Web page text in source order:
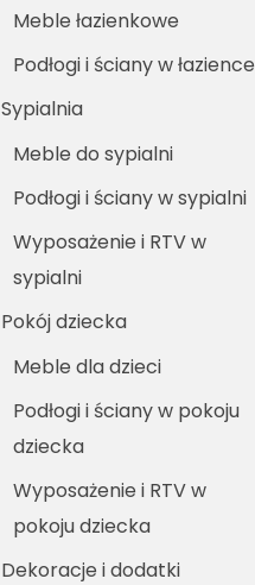
Meble łazienkowe
Podłogi i ściany w łazience
Sypialnia
Meble do sypialni
Podłogi i ściany w sypialni
Wyposażenie i RTV w
sypialni
Pokój dziecka
Meble dla dzieci
Podłogi i ściany w pokoju
dziecka
Wyposażenie i RTV w
pokoju dziecka
Dekoracje i dodatki